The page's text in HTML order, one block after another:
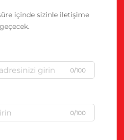
içinde sizinle iletişime
geçecek.
0/100
0/100